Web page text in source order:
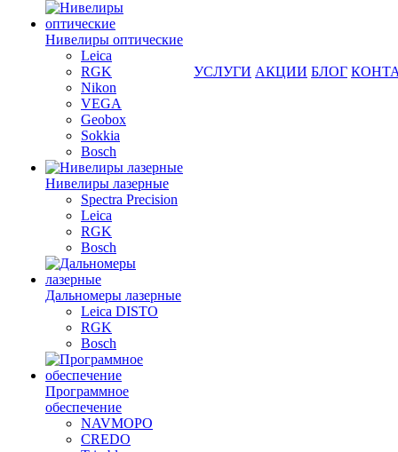
Нивелиры оптические
Leica
RGK
Nikon
VEGA
Geobox
Sokkia
Bosch
Нивелиры лазерные
Spectra Precision
Leica
RGK
Bosch
Дальномеры лазерные
Leica DISTO
RGK
Bosch
Программное
обеспечение
NAVMOPO
CREDO
УСЛУГИ АКЦИИ БЛОГ